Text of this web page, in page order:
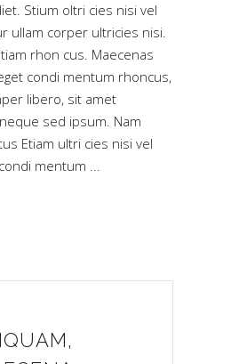
Stium oltri cies nisi vel
ullam corper ultricies nisi.
rhon cus. Maecenas
condi mentum rhoncus,
libero, sit amet
sed ipsum. Nam
Etiam ultri cies nisi vel
mentum